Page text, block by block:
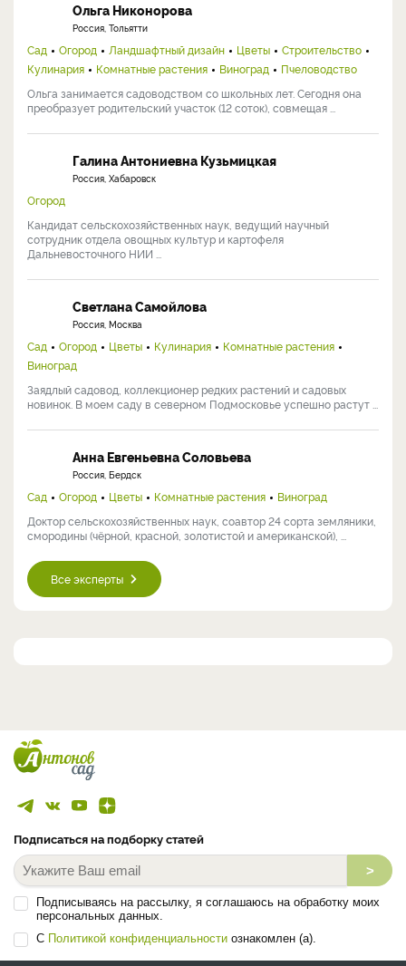
Ольга Никонорова
Россия, Тольятти
Сад Огород Ландшафтный дизайн Цветы
Строительство
Кулинария
Комнатные растения Виноград
Пчеловодство
Ольга занимается садоводством со школьных лет. Сегодня она
преобразует родительский участок (12 соток), совмещая ...
Галина Антониевна Кузьмицкая
Россия, Хабаровск
Огород
Кандидат сельскохозяйственных наук, ведущий научный
сотрудник отдела овощных культур и картофеля
Дальневосточного НИИ ...
Светлана Самойлова
Россия, Москва
Сад Огород Цветы Кулинария
Комнатные растения
Виноград
Заядлый садовод, коллекционер редких растений и садовых
новинок. В моем саду в северном Подмосковье успешно растут ...
Анна Евгеньевна Соловьева
Россия, Бердск
Сад Огород Цветы Комнатные растения
Виноград
Доктор сельскохозяйственных наук, соавтор 24 сорта земляники,
смородины (чёрной, красной, золотистой и американской), ...
Все эксперты
Подписаться на подборку статей
>
Подписываясь на рассылку, я соглашаюсь на обработку моих
персональных данных.
С Политикой конфиденциальности ознакомлен (а).